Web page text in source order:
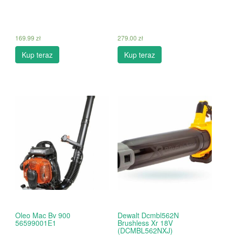
169.99 zł
Kup teraz
279.00 zł
Kup teraz
Oleo Mac Bv 900
56599001E1
Dewalt Dcmbl562N
Brushless Xr 18V
(DCMBL562NXJ)